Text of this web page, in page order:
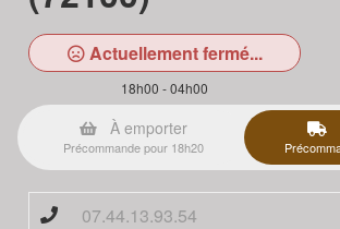
Actuellement fermé...
18h00 - 04h00
À emporter
Précommande pour 18h20
07.44.13.93.54